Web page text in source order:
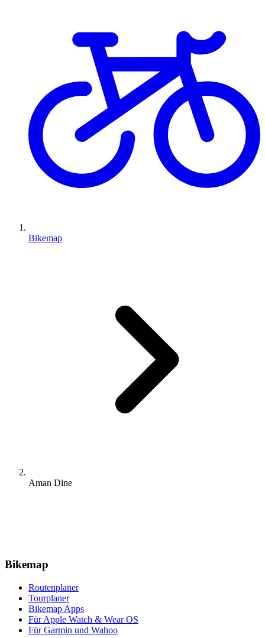
Bikemap
Aman Dine
Bikemap
Routenplaner
Tourplaner
Bikemap Apps
Für Apple Watch & Wear OS
Für Garmin und Wahoo